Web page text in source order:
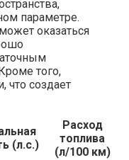
параметре.
оказаться
того,
что создает
(л.с.)
Расход
топлива
(л/100 км)